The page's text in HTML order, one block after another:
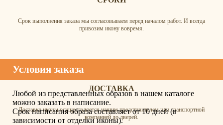
Срок выполнения заказа мы согласовываем перед началом работ. И всегда
привозим икону вовремя.
ДОСТАВКА
Доставка иконы осуществляется нашим представителем или транспортной
компанией до дверей.
Условия заказа
Любой из представленных образов в нашем каталоге
можно заказать в написание.
Срок написания образа составляет от 10 дней (в
зависимости от отделки иконы).